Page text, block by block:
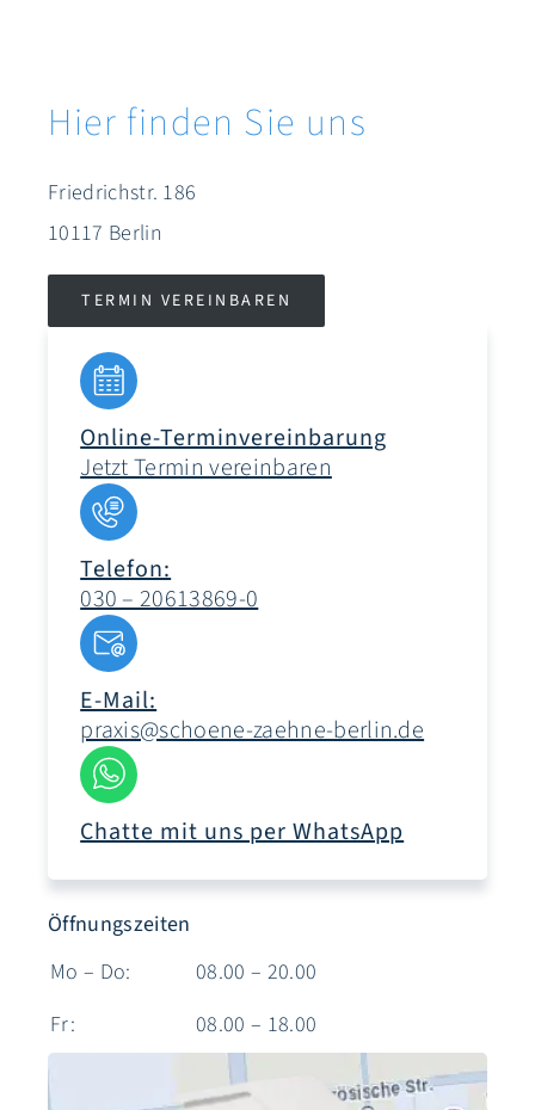
Hier finden Sie uns
Friedrichstr. 186
10117 Berlin
TERMIN VEREINBAREN
Online-Terminverein­barung
Jetzt Termin vereinbaren
Telefon:
030 – 20613869-0
E-Mail:
praxis@schoene-zaehne-berlin.de
Chatte mit uns per WhatsApp
Öffnungszeiten
Mo – Do:
08.00 – 20.00
Fr:
08.00 – 18.00